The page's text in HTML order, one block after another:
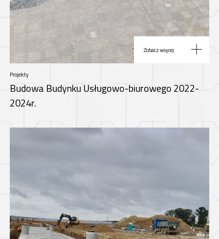
Zobacz więcej
Projekty
Budowa Budynku Usługowo-biurowego 2022-
2024r.